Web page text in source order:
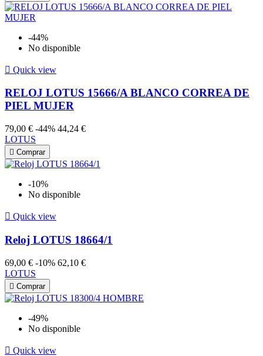
-44%
No disponible
 Quick view
RELOJ LOTUS 15666/A BLANCO CORREA DE
PIEL MUJER
79,00 € -44% 44,24 €
LOTUS
 Comprar
-10%
No disponible
 Quick view
Reloj LOTUS 18664/1
69,00 € -10% 62,10 €
LOTUS
 Comprar
-49%
No disponible
 Quick view